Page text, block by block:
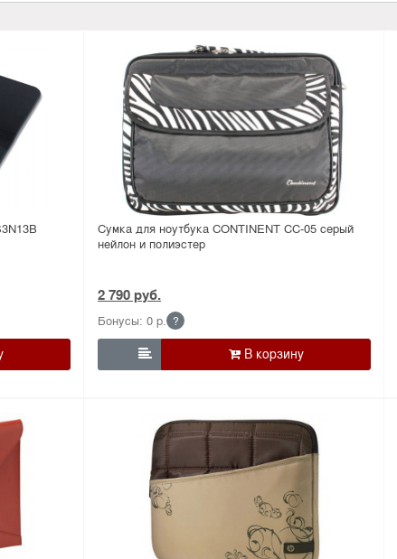
Сумка для ноутбука CONTINENT CC-05 серый
нейлон и полиэстер
2 790 руб.
Бонусы: 0 р. ?
